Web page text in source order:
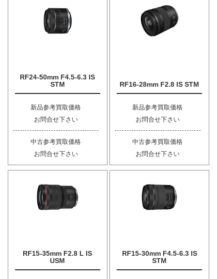
RF24-50mm F4.5-6.3 IS
STM
新品参考買取価格
お問合せ下さい
中古参考買取価格
お問合せ下さい
RF16-28mm F2.8 IS STM
新品参考買取価格
お問合せ下さい
中古参考買取価格
お問合せ下さい
RF15-35mm F2.8 L IS
USM
RF15-30mm F4.5-6.3 IS
STM